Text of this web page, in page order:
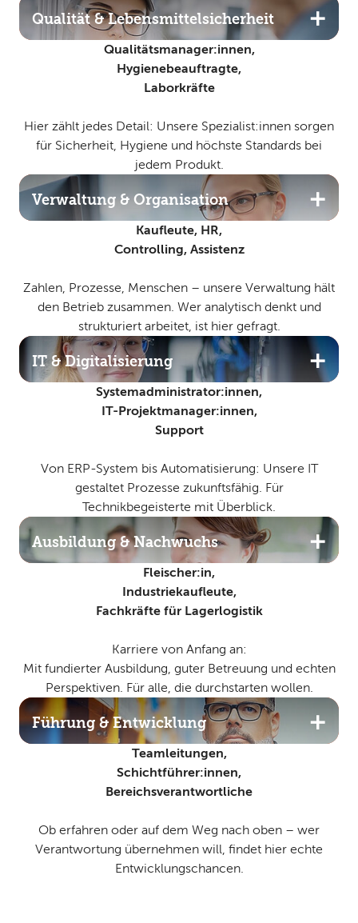
Qualität & Lebensmittelsicherheit
Qualitätsmanager:innen,
Hygienebeauftragte,
Laborkräfte
Hier zählt jedes Detail: Unsere Spezialist:innen sorgen
für Sicherheit, Hygiene und höchste Standards bei
jedem Produkt.
Verwaltung & Organisation
Kaufleute, HR,
Controlling, Assistenz
Zahlen, Prozesse, Menschen – unsere Verwaltung hält
den Betrieb zusammen. Wer analytisch denkt und
strukturiert arbeitet, ist hier gefragt.
IT & Digitalisierung
Systemadministrator:innen,
IT-Projektmanager:innen,
Support
Von ERP-System bis Automatisierung: Unsere IT
gestaltet Prozesse zukunftsfähig. Für
Technikbegeisterte mit Überblick.
Ausbildung & Nachwuchs
Fleischer:in,
Industriekaufleute,
Fachkräfte für Lagerlogistik
Karriere von Anfang an:
Mit fundierter Ausbildung, guter Betreuung und echten
Perspektiven. Für alle, die durchstarten wollen.
Führung & Entwicklung
Teamleitungen,
Schichtführer:innen,
Bereichsverantwortliche
Ob erfahren oder auf dem Weg nach oben – wer
Verantwortung übernehmen will, findet hier echte
Entwicklungschancen.